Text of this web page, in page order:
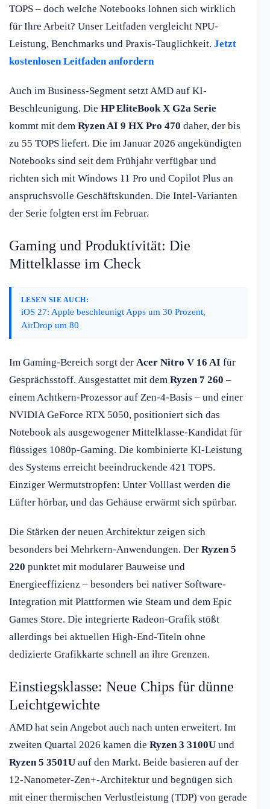
TOPS – doch welche Notebooks lohnen sich wirklich
für Ihre Arbeit? Unser Leitfaden vergleicht NPU-
Leistung, Benchmarks und Praxis-Tauglichkeit. Jetzt
kostenlosen Leitfaden anfordern
Auch im Business-Segment setzt AMD auf KI-
Beschleunigung. Die HP EliteBook X G2a Serie
kommt mit dem Ryzen AI 9 HX Pro 470 daher, der bis
zu 55 TOPS liefert. Die im Januar 2026 angekündigten
Notebooks sind seit dem Frühjahr verfügbar und
richten sich mit Windows 11 Pro und Copilot Plus an
anspruchsvolle Geschäftskunden. Die Intel-Varianten
der Serie folgten erst im Februar.
Gaming und Produktivität: Die
Mittelklasse im Check
LESEN SIE AUCH:
iOS 27: Apple beschleunigt Apps um 30 Prozent,
AirDrop um 80
Im Gaming-Bereich sorgt der Acer Nitro V 16 AI für
Gesprächsstoff. Ausgestattet mit dem Ryzen 7 260 –
einem Achtkern-Prozessor auf Zen-4-Basis – und einer
NVIDIA GeForce RTX 5050, positioniert sich das
Notebook als ausgewogener Mittelklasse-Kandidat für
flüssiges 1080p-Gaming. Die kombinierte KI-Leistung
des Systems erreicht beeindruckende 421 TOPS.
Einziger Wermutstropfen: Unter Volllast werden die
Lüfter hörbar, und das Gehäuse erwärmt sich spürbar.
Die Stärken der neuen Architektur zeigen sich
besonders bei Mehrkern-Anwendungen. Der Ryzen 5
220 punktet mit modularer Bauweise und
Energieeffizienz – besonders bei nativer Software-
Integration mit Plattformen wie Steam und dem Epic
Games Store. Die integrierte Radeon-Grafik stößt
allerdings bei aktuellen High-End-Titeln ohne
dedizierte Grafikkarte schnell an ihre Grenzen.
Einstiegsklasse: Neue Chips für dünne
Leichtgewichte
AMD hat sein Angebot auch nach unten erweitert. Im
zweiten Quartal 2026 kamen die Ryzen 3 3100U und
Ryzen 5 3501U auf den Markt. Beide basieren auf der
12-Nanometer-Zen+-Architektur und begnügen sich
mit einer thermischen Verlustleistung (TDP) von gerade